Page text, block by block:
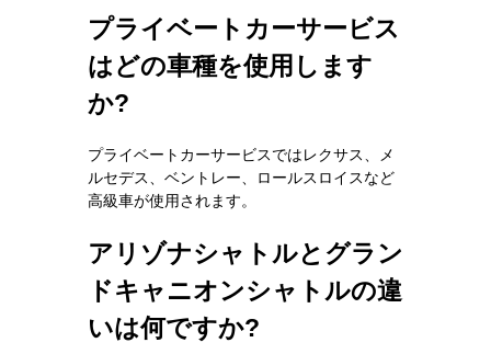
プライベートカーサービス
はどの車種を使用します
か?
プライベートカーサービスではレクサス、メ
ルセデス、ベントレー、ロールスロイスなど
高級車が使用されます。
アリゾナシャトルとグラン
ドキャニオンシャトルの違
いは何ですか?